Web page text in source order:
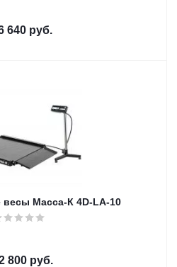
640 руб.
Масса-К 4D-LA-10
800руб.